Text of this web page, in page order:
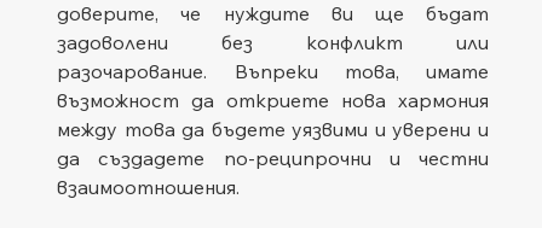
доверите, че нуждите ви ще бъдат
задоволени без конфликт или
разочарование. Въпреки това, имате
възможност да откриете нова хармония
между това да бъдете уязвими и уверени и
да създадете по-реципрочни и честни
взаимоотношения.